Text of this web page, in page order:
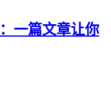
一篇文章让你